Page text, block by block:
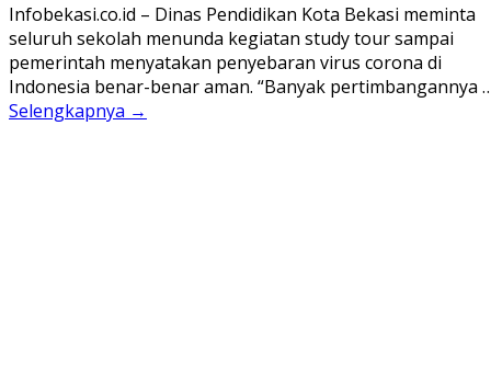
Infobekasi.co.id – Dinas Pendidikan Kota Bekasi meminta
seluruh sekolah menunda kegiatan study tour sampai
pemerintah menyatakan penyebaran virus corona di
Indonesia benar-benar aman. “Banyak pertimbangannya
Selengkapnya →